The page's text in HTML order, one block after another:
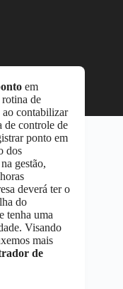
em
de
contabilizar
de controle de
ponto em
dos
gestão,
deverá ter o
do
tenha uma
Visando
mais
de